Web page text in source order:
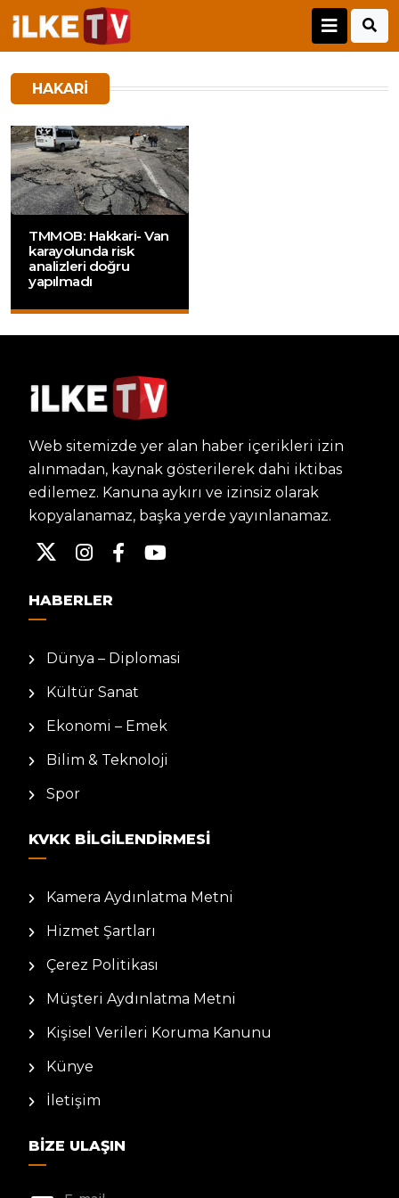
HAKARI
TMMOB: Hakkari- Van
karayolunda risk
analizleri doğru
yapılmadı
Web sitemizde yer alan haber içerikleri izin
alınmadan, kaynak gösterilerek dahi iktibas
edilemez. Kanuna aykırı ve izinsiz olarak
kopyalanamaz, başka yerde yayınlanamaz.
HABERLER
Dünya – Diplomasi
Kültür Sanat
Ekonomi – Emek
Bilim & Teknoloji
Spor
KVKK BILGILENDIRMESI
Kamera Aydınlatma Metni
Hizmet Şartları
Çerez Politikası
Müşteri Aydınlatma Metni
Kişisel Verileri Koruma Kanunu
Künye
İletişim
BIZE ULAŞIN